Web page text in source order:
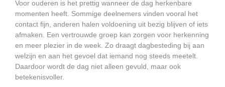
Voor ouderen is het prettig wanneer de dag herkenbare
momenten heeft. Sommige deelnemers vinden vooral het
contact fijn, anderen halen voldoening uit bezig blijven of iets
afmaken. Een vertrouwde groep kan zorgen voor herkenning
en meer plezier in de week. Zo draagt dagbesteding bij aan
welzijn en aan het gevoel dat iemand nog steeds meetelt.
Daardoor wordt de dag niet alleen gevuld, maar ook
betekenisvoller.